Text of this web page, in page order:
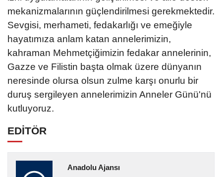
mekanizmalarının güçlendirilmesi gerekmektedir.
Sevgisi, merhameti, fedakarlığı ve emeğiyle
hayatımıza anlam katan annelerimizin,
kahraman Mehmetçiğimizin fedakar annelerinin,
Gazze ve Filistin başta olmak üzere dünyanın
neresinde olursa olsun zulme karşı onurlu bir
duruş sergileyen annelerimizin Anneler Günü'nü
kutluyoruz.
EDİTÖR
Anadolu Ajansı